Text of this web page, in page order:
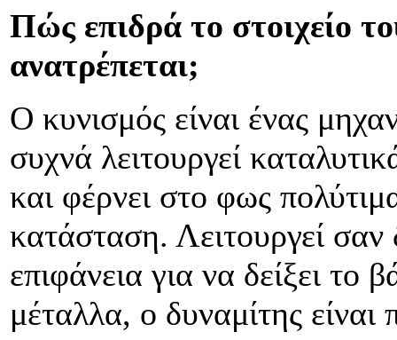
Πώς επιδρά το στοιχείο
ανατρέπεται;
Ο κυνισμός είναι ένας
συχνά λειτουργεί
και φέρνει στο φως
κατάσταση. Λειτουργεί σαν
επιφάνεια για να δείξει το
μέταλλα, ο δυναμίτης είναι